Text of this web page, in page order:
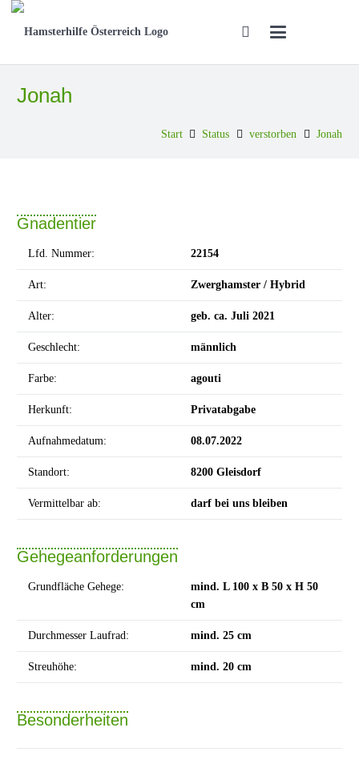
Jonah
Start Status verstorben Jonah
Gnadentier
Lfd. Nummer: 22154
Art: Zwerghamster / Hybrid
Alter: geb. ca. Juli 2021
Geschlecht: männlich
Farbe: agouti
Herkunft: Privatabgabe
Aufnahmedatum: 08.07.2022
Standort: 8200 Gleisdorf
Vermittelbar ab: darf bei uns bleiben
Gehegeanforderungen
Grundfläche Gehege:
mind. L 100 x B 50 x H 50
cm
Durchmesser Laufrad: mind. 25 cm
Streuhöhe: mind. 20 cm
Besonderheiten